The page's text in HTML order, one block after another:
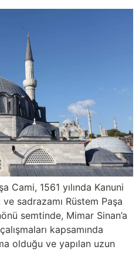
Cami, 1561 yılında Kanuni
ve sadrazamı Rüstem Paşa
semtinde, Mimar Sinan’a
kapsamında
olduğu ve yapılan uzun